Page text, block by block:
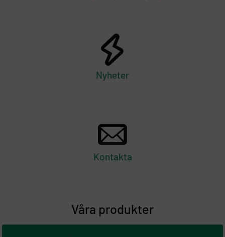
Nyheter
Kontakta
Våra produkter